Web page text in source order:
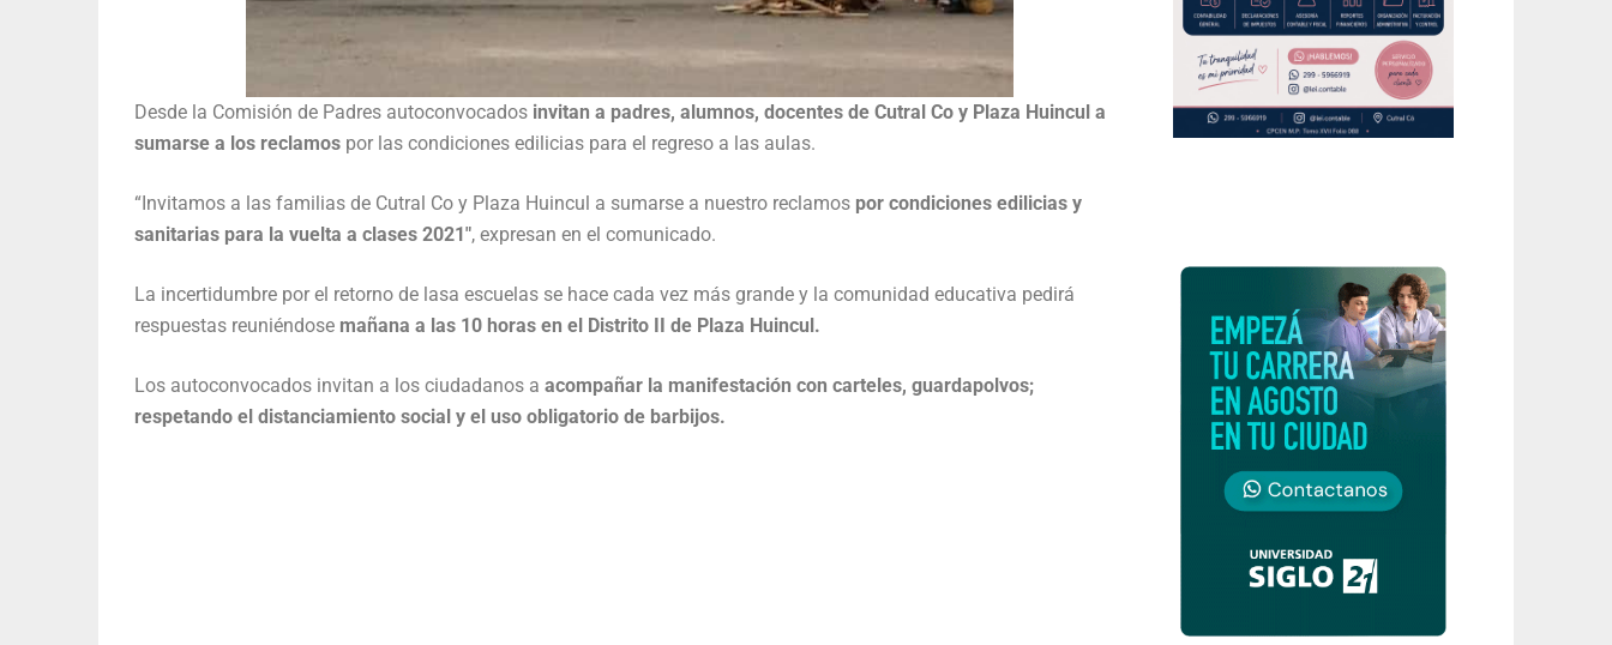
Desde la Comisión de Padres autoconvocados invitan a padres, alumnos, docentes de Cutral Co y Plaza Huincul a
sumarse a los reclamos por las condiciones edilicias para el regreso a las aulas.
“Invitamos a las familias de Cutral Co y Plaza Huincul a sumarse a nuestro reclamos por condiciones edilicias y
sanitarias para la vuelta a clases 2021″, expresan en el comunicado.
La incertidumbre por el retorno de lasa escuelas se hace cada vez más grande y la comunidad educativa pedirá
respuestas reuniéndose mañana a las 10 horas en el Distrito II de Plaza Huincul.
Los autoconvocados invitan a los ciudadanos a acompañar la manifestación con carteles, guardapolvos;
respetando el distanciamiento social y el uso obligatorio de barbijos.